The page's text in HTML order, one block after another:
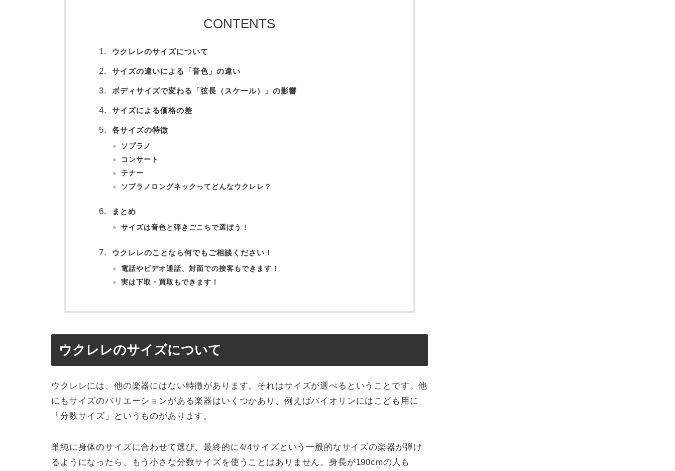
CONTENTS
ウクレレのサイズについて
サイズの違いによる「音色」の違い
ボディサイズで変わる「弦長（スケール）」の影響
サイズによる価格の差
各サイズの特徴
ソプラノ
コンサート
テナー
ソプラノロングネックってどんなウクレレ？
まとめ
サイズは音色と弾きごこちで選ぼう！
ウクレレのことなら何でもご相談ください！
電話やビデオ通話、対面での接客もできます！
実は下取・買取もできます！
ウクレレのサイズについて
ウクレレには、他の楽器にはない特徴があります。それはサイズが選べるということです。他
にもサイズのバリエーションがある楽器はいくつかあり、例えばバイオリンにはこども用に
「分数サイズ」というものがあります。
単純に身体のサイズに合わせて選び、最終的に4/4サイズという一般的なサイズの楽器が弾け
るようになったら、もう小さな分数サイズを使うことはありません。身長が190cmの人も